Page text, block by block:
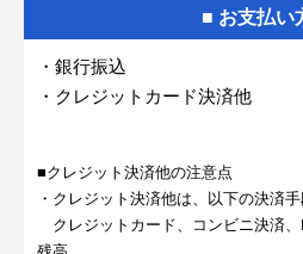
■ お支払い
・銀行振込
・クレジットカード決済他
■クレジット決済他の注意点
・クレジット決済他は、以下の決済手
クレジットカード、コンビニ決済、